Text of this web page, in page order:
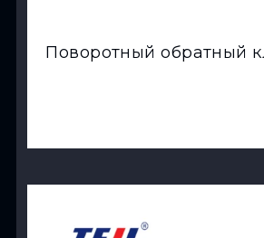
Поворотный обратный